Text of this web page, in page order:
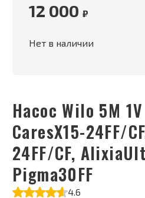
Насос Wilo 5M 1V Ariston
CaresX15-24FF/
24FF/CF,
Pigma30FF
4.6
12 000 ₽
Нет в наличии